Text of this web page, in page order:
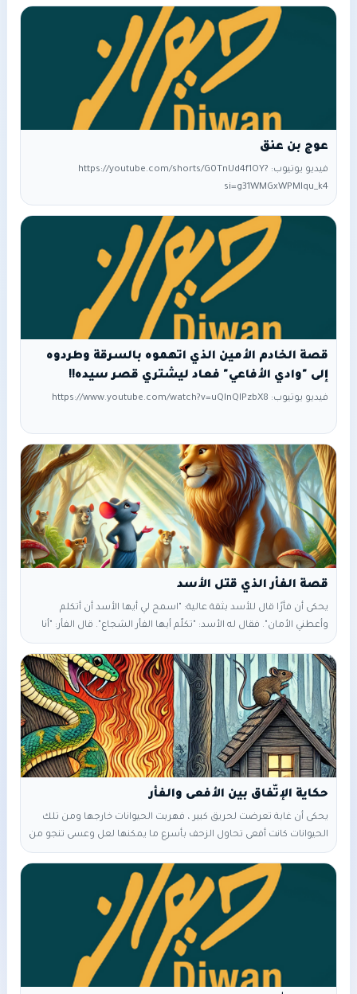
اجتماع، ويضحك أكثر مما يعمل. وسط هذا السيرك الأكاديمي، كان
الذئب صاحب أفكار خطيرة. لم يكن يحلم فقط، كان يشرح، يختبر، ويبني
نماذج تنافس أحدث تقنيات الغابة. سنوات مرت… وأفكار الذئب تُناقَش،
تُعاد صياغتها، لكن لا تُنفَّذ. كلما اقترب إنجاز، ظهر الثعلب بابتسامة:
عوج بن عنق
فيديو يوتيوب: https://youtube.com/shorts/G0TnUd4f1OY?
si=g31WMGxWPMlqu_k4
قصة الخادم الأمين الذي اتهموه بالسرقة وطردوه
إلى "وادي الأفاعي" فعاد ليشتري قصر سيده!!
فيديو يوتيوب: https://www.youtube.com/watch?v=uQInQlPzbX8
قصة الفأر الذي قتل الأسد
يحكى أن فأرًا قال للأسد بثقة عالية: "اسمح لي أيها الأسد أن أتكلم
وأعطني الأمان". فقال له الأسد: "تكلّم أيها الفأر الشجاع". قال الفأر: "أنا
أستطيع أن أقتلك في غضون شهر". ضحك الأسد باستهزاء، وقال له:
"أأنت أيها الفأر؟" قال الفأر: "نعم... فقط أمهلني شهرًا واحدًا". قال الأسد:
"موافق، ولكن بعد شهر سوف أقتلك إن لم تقتلني". مرّت الأيام… في
الأسبوع الأول ضحك الأسد، لكنه كان يرى في
حكاية الإتّفاق بين الأفعى والفأر
يحكى أن غابة تعرضت لحريق كبير ، فهربت الحيوانات خارجها ومن تلك
الحيوانات كانت أفعى تحاول الزحف بأسرع ما يمكنها لعل وعسى تنجو من
النار، وأثناء هروبها وحال خروجها من الغابة مرهقة مصابة بالعطش
نظرت فوجدت فأراً. في تلك اللحظة خشي الفأر على نفسه منها ، فأراد
الهرب فنادته وقالت : " لا تهرب أيها الفأر ، فإنني نجوت الآن ولن